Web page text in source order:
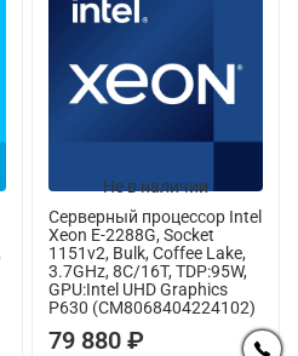
Не в наличии
Серверный процессор Intel
Xeon E-2288G, Socket
1151v2, Bulk, Coffee Lake,
3.7GHz, 8C/16T, TDP:95W,
GPU:Intel UHD Graphics
P630 (CM8068404224102)
79 880 ₽